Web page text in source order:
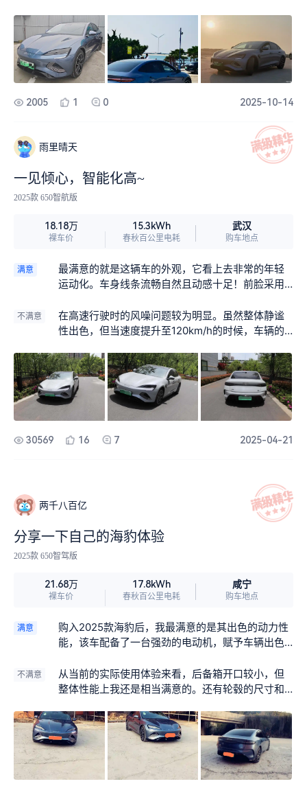
响，然后容易落灰。
2005 1 0 2025-10-14
雨里晴天
一见倾心，智能化高~
2025款 650智航版
18.18万
裸车价
15.3kWh
春秋百公里电耗
武汉
购车地点
满意
最满意的就是这辆车的外观，它看上去非常的年轻
运动化。车身线条流畅自然且动感十足！前脸采用
成使得整个车辆看起来非常有辨识度与科技感并存
的感觉；尾部贯穿式的尾灯点亮之后的视觉效果也
不满意
在高速行驶时的风噪问题较为明显。虽然整体静谧
性出色，但当速度提升至120km/h的时候，车辆的
小，对于高个子乘客来说可能会感到有些局促感！
30569 16 7 2025-04-21
两千八百亿
分享一下自己的海豹体验
2025款 650智驾版
21.68万
裸车价
17.8kWh
春秋百公里电耗
咸宁
购车地点
满意
购入2025款海豹后，我最满意的是其出色的动力性
能，该车配备了一台强劲的电动机，赋予车辆出色
在宽广的高速公路上，海豹都能迅速作出反应，提
供充沛的动力支持，这不仅让我能够轻松完成超
不满意
从当前的实际使用体验来看，后备箱开口较小，但
整体性能上我还是相当满意的。还有轮毂的尺寸和
0%左右。